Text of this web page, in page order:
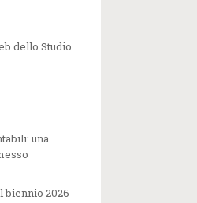
dello Studio
una
biennio 2026-